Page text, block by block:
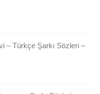
– Türkçe Şarkı Sözleri –